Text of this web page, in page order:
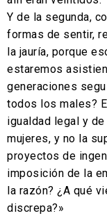
Y de la segunda,
formas de sentir,
la jauría, porque
estaremos
generaciones
todos los males?
igualdad legal y
mujeres, y no la
proyectos de
imposición de la
la razón? ¿A qué
discrepa?»